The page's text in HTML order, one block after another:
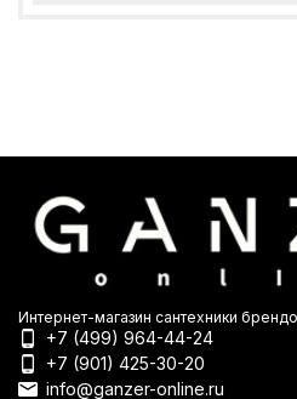
Интернет-магазин сантехники
+7 (499) 964-44-24
+7 (901) 425-30-20
info@ganzer-online.ru